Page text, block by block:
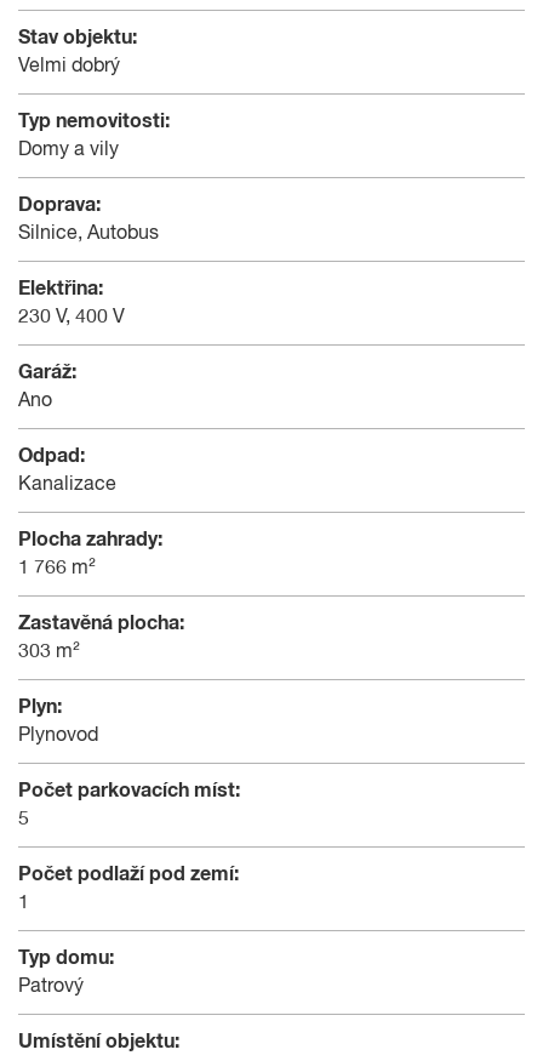
Stav objektu:
Velmi dobrý
Typ nemovitosti:
Domy a vily
Doprava:
Silnice, Autobus
Elektřina:
230 V, 400 V
Garáž:
Ano
Odpad:
Kanalizace
Plocha zahrady:
1 766 m²
Zastavěná plocha:
303 m²
Plyn:
Plynovod
Počet parkovacích míst:
5
Počet podlaží pod zemí:
1
Typ domu:
Patrový
Umístění objektu: